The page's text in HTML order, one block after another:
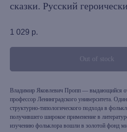
сказки. Русский
1 029 р.
Out of stock
Владимир Яковлевич Пропп — выдающийся
профессор Ленинградского университета.
структурно-типологического подхода в
получившего широкое применение в
изучению фольклора вошли в золотой фонд